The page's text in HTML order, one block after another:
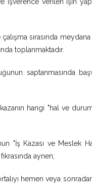
sırasında
toplanmaktadır.
saptanmasında
hangi "hal ve
"İş Kazası ve Meslek
aynen;
hemen veya